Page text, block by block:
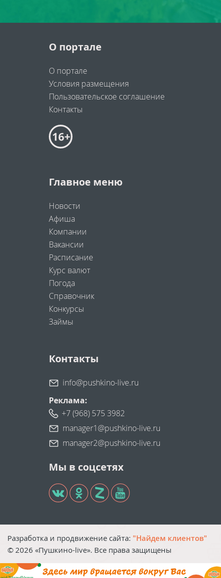
О портале
О портале
Условия размещения
Пользовательское соглашение
Контакты
Главное меню
Новости
Афиша
Компании
Вакансии
Расписание
Курс валют
Погода
Справочник
Конкурсы
Займы
Контакты
info@pushkino-live.ru
Реклама:
+7 (968) 575 3982
manager1@pushkino-live.ru
manager2@pushkino-live.ru
Мы в соцсетях
Разработка и продвижение сайта: "Найдем клиентов"
© 2026 «Пушкино-live». Все права защищены